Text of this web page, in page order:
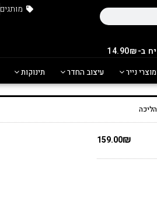
מותגים
נייר עיצוב החדר תינוקות
159.00₪